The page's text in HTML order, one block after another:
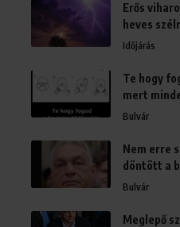
Erős
heves
Időjárás
Te hogy
mert
Bulvár
Nem erre
döntött a
Bulvár
Meglepő